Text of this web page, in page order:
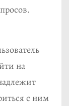
на
с ним